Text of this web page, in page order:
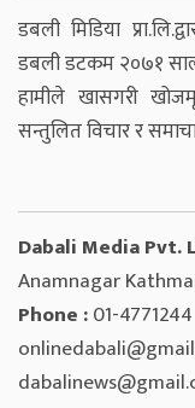
डबली मिडिया
डबली डटकम २०७१
हामीले खासगरी
सन्तुलित विचार र
Dabali Media Pvt.
Anamnagar
Phone :01-4771244